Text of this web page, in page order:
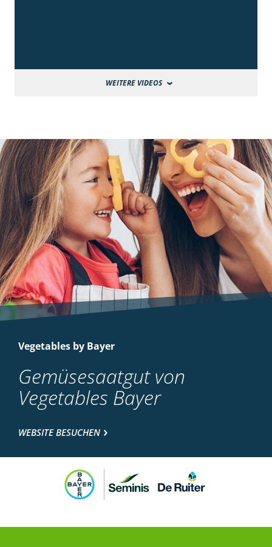
WEITERE VIDEOS
Vegetables by Bayer
Gemüsesaatgut von
Vegetables Bayer
WEBSITE BESUCHEN